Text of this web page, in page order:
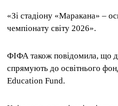
«Зі стадіону «Маракана» –
чемпіонату світу 2026».
ФІФА також повідомила, що
спрямують до освітнього
Education Fund.